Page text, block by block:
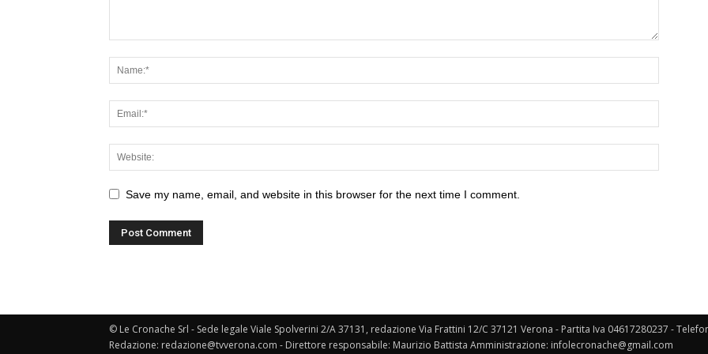
Save my name, email, and website in this browser for the next time I comment.
© Le Cronache Srl - Sede legale Viale Spolverini 2/A 37131, redazione Via Frattini 12/C 37121 Verona - Partita Iva 04617280237 -
Redazione: redazione@tvverona.com - Direttore responsabile: Maurizio Battista Amministrazione: infolecronache@gmail.com